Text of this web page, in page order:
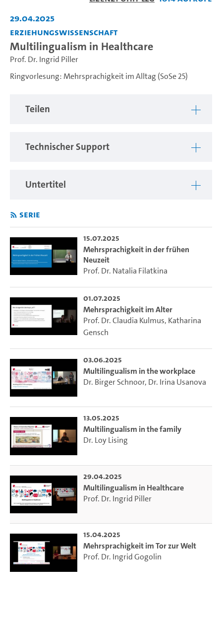
29.04.2025
Erziehungswissenschaft
Multilingualism in Healthcare
Prof. Dr. Ingrid Piller
Ringvorlesung: Mehrsprachigkeit im Alltag (SoSe 25)
Teilen
Technischer Support
Untertitel
Serie
15.07.2025
Mehrsprachigkeit in der frühen
Neuzeit
Prof. Dr. Natalia Filatkina
01.07.2025
Mehrsprachigkeit im Alter
Prof. Dr. Claudia Kulmus, Katharina
Gensch
03.06.2025
Multilingualism in the workplace
Dr. Birger Schnoor, Dr. Irina Usanova
13.05.2025
Multilingualism in the family
Dr. Loy Lising
29.04.2025
Multilingualism in Healthcare
Prof. Dr. Ingrid Piller
15.04.2025
Mehrsprachigkeit im Tor zur Welt
Prof. Dr. Ingrid Gogolin